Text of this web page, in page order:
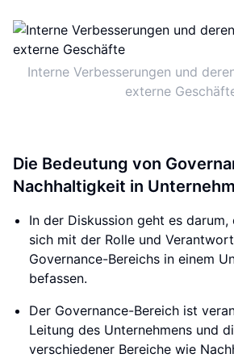
Interne Verbesserungen und
externe
Die Bedeutung von
Nachhaltigkeit in
In der Diskussion geht es darum,
sich mit der Rolle und
Governance-Bereichs in einem
befassen.
Der Governance-Bereich ist
Leitung des Unternehmens und
verschiedener Bereiche wie